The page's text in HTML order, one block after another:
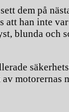
dem på
han inte
blunda och
motorernas